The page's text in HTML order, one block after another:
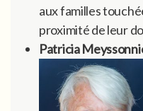
aux familles
proximité de leur
Patricia